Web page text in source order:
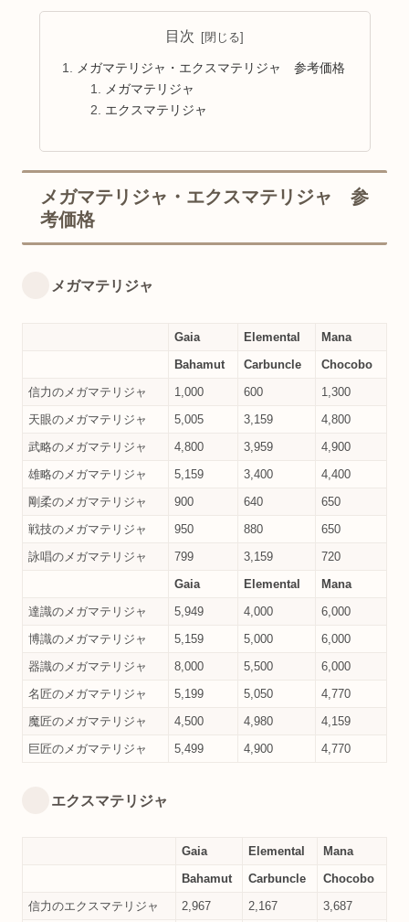
目次
メガマテリジャ・エクスマテリジャ 参考価格
メガマテリジャ
エクスマテリジャ
メガマテリジャ・エクスマテリジャ 参
考価格
メガマテリジャ
Gaia Elemental
Mana
Bahamut
Carbuncle
Chocobo
信力のメガマテリジャ
1,000 600
1,300
天眼のメガマテリジャ
5,005 3,159
4,800
武略のメガマテリジャ
4,800 3,959
4,900
雄略のメガマテリジャ
5,159 3,400
4,400
剛柔のメガマテリジャ
900 640
650
戦技のメガマテリジャ
950 880
650
詠唱のメガマテリジャ
799 3,159
720
Gaia
Elemental
Mana
達識のメガマテリジャ
5,949 4,000
6,000
博識のメガマテリジャ
5,159 5,000
6,000
器識のメガマテリジャ
8,000 5,500
6,000
名匠のメガマテリジャ
5,199 5,050
4,770
魔匠のメガマテリジャ
4,500 4,980
4,159
巨匠のメガマテリジャ
5,499 4,900 4,770
エクスマテリジャ
Gaia Elemental
Mana
Bahamut
Carbuncle
Chocobo
信力のエクスマテリジャ
2,967 2,167 3,687